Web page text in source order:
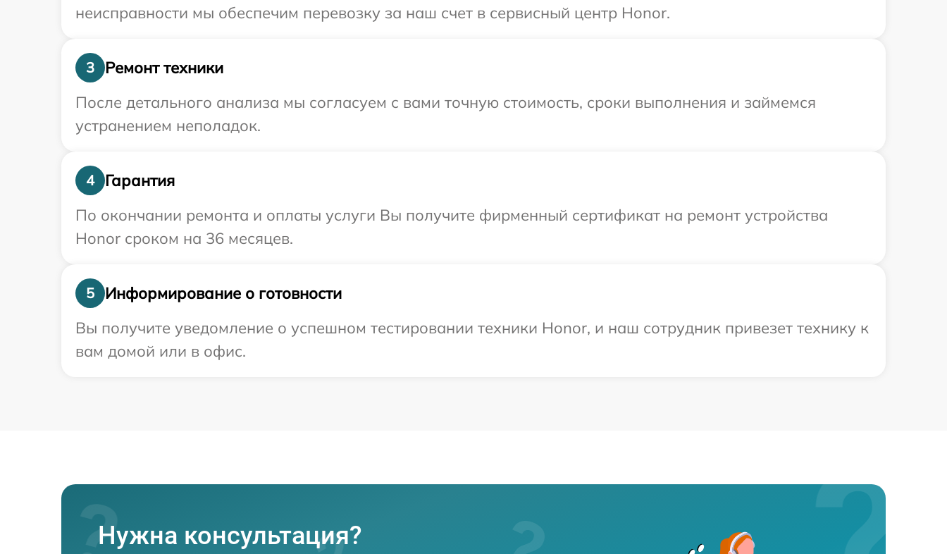
неисправности мы обеспечим перевозку за наш счет в сервисный центр Honor.
3
Ремонт техники
После детального анализа мы согласуем с вами точную стоимость, сроки выполнения и займемся
устранением неполадок.
4
Гарантия
По окончании ремонта и оплаты услуги Вы получите фирменный сертификат на ремонт устройства
Honor сроком на 36 месяцев.
5
Информирование о готовности
Вы получите уведомление о успешном тестировании техники Honor, и наш сотрудник привезет технику к
вам домой или в офис.
Нужна консультация?